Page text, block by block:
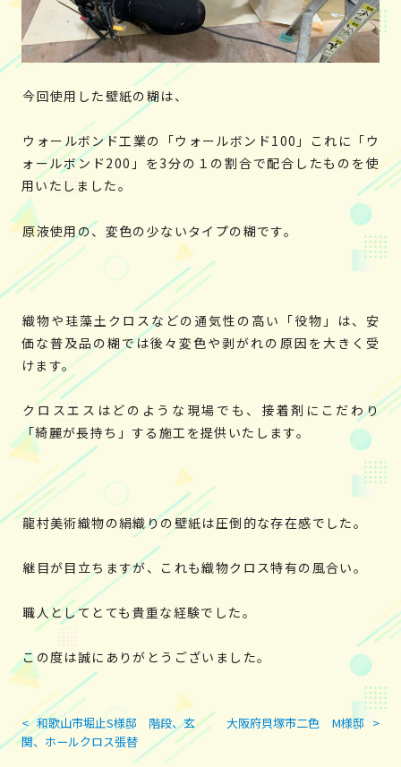
今回使用した壁紙の糊は、
ウォールボンド工業の「ウォールボンド100」これに「ウ
ォールボンド200」を3分の１の割合で配合したものを使
用いたしました。
原液使用の、変色の少ないタイプの糊です。
織物や珪藻土クロスなどの通気性の高い「役物」は、安
価な普及品の糊では後々変色や剥がれの原因を大きく受
けます。
クロスエスはどのような現場でも、接着剤にこだわり
「綺麗が長持ち」する施工を提供いたします。
龍村美術織物の絹織りの壁紙は圧倒的な存在感でした。
継目が目立ちますが、これも織物クロス特有の風合い。
職人としてとても貴重な経験でした。
この度は誠にありがとうございました。
投
稿
< 和歌山市堀止S様邸 階段、玄
関、ホールクロス張替
大阪府貝塚市二色 M様邸 >